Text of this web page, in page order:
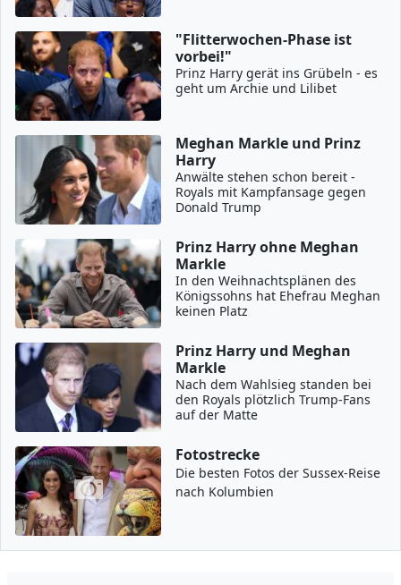
"Flitterwochen-Phase ist
vorbei!"
Prinz Harry gerät ins Grübeln - es
geht um Archie und Lilibet
Meghan Markle und Prinz
Harry
Anwälte stehen schon bereit -
Royals mit Kampfansage gegen
Donald Trump
Prinz Harry ohne Meghan
Markle
In den Weihnachtsplänen des
Königssohns hat Ehefrau Meghan
keinen Platz
Prinz Harry und Meghan
Markle
Nach dem Wahlsieg standen bei
den Royals plötzlich Trump-Fans
auf der Matte
Fotostrecke
Die besten Fotos der Sussex-Reise
nach Kolumbien